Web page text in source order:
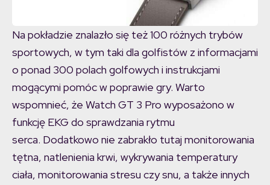
Na pokładzie znalazło się też 100 różnych trybów
sportowych, w tym taki dla golfistów z informacjami
o ponad 300 polach golfowych i instrukcjami
mogącymi pomóc w poprawie gry. Warto
wspomnieć, że Watch GT 3 Pro wyposażono w
funkcję EKG do sprawdzania rytmu
serca. Dodatkowo nie zabrakło tutaj monitorowania
tętna, natlenienia krwi, wykrywania temperatury
ciała, monitorowania stresu czy snu, a także innych